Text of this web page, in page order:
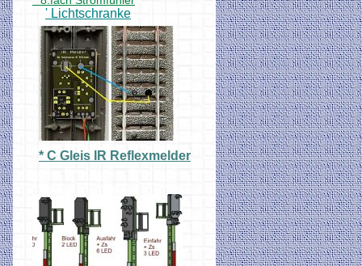
' Lichtschranke
* C Gleis IR Reflexmelder